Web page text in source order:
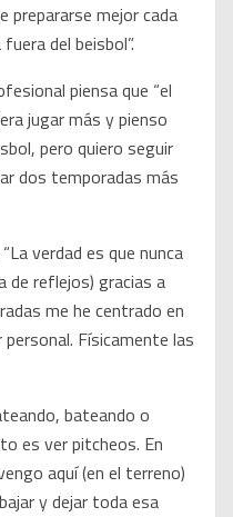
prepararse mejor cada
del beisbol”.
piensa que “el
jugar más y pienso
pero quiero seguir
dos temporadas más
verdad es que nunca
de reflejos) gracias a
me he centrado en
Físicamente las
bateando o
es ver pitcheos. En
aquí (en el terreno)
y dejar toda esa